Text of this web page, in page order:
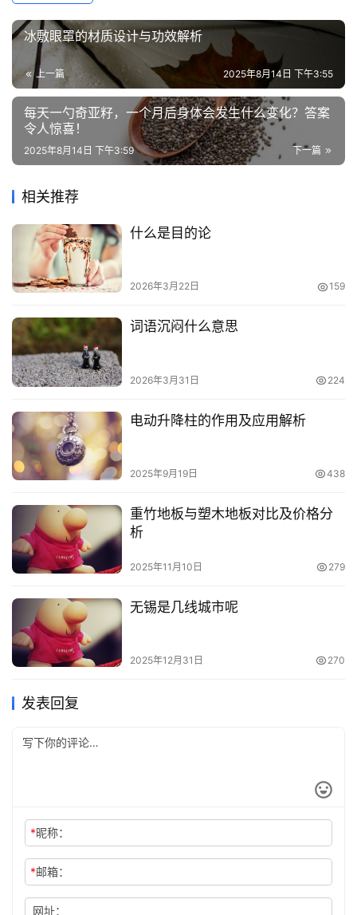
冰敷眼罩的材质设计与功效解析
上一篇 2025年8月14日 下午3:55
每天一勺奇亚籽，一个月后身体会发生什么变化？答案
令人惊喜！
下一篇
2025年8月14日 下午3:59
相关推荐
什么是目的论
2026年3月22日 159
词语沉闷什么意思
2026年3月31日 224
电动升降柱的作用及应用解析
2025年9月19日 438
重竹地板与塑木地板对比及价格分
析
2025年11月10日 279
无锡是几线城市呢
2025年12月31日 270
发表回复
*昵称：
*邮箱：
网址：